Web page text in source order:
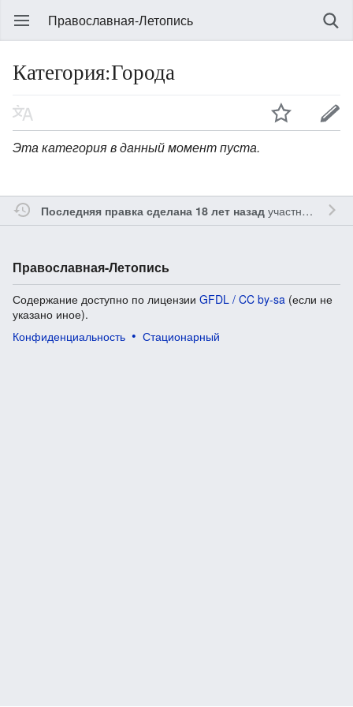
Православная-Летопись
Категория:Города
Эта категория в данный момент пуста.
Последняя правка сделана 18 лет назадучастником Gleb
Православная-Летопись
Содержание доступно по лицензии GFDL / CC by-sa (если не
указано иное).
Конфиденциальность
Стационарный